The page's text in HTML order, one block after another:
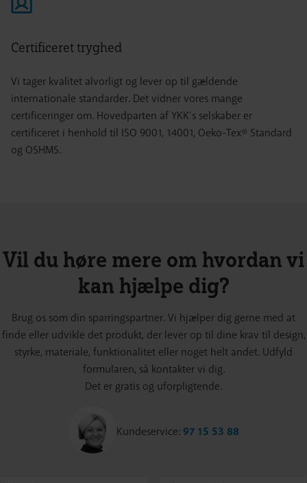
Certificeret tryghed
Vi tager kvalitet alvorligt og lever op til gældende
internationale standarder. Det vidner vores mange
certificeringer om. Hovedparten af YKK’s selskaber er
certificeret i henhold til ISO 9001, 14001, Oeko-Tex® Standard
og OSHMS.
Vil du høre mere om hvordan vi
kan hjælpe dig?
Brug os som din sparringspartner. Vi hjælper dig gerne med at
finde eller udvikle det produkt, der lever op til dine krav til design,
styrke, materiale, funktionalitet eller noget helt andet. Udfyld
formularen, så kontakter vi dig.
Det er gratis og uforpligtende.
Kundeservice: 97 15 53 88